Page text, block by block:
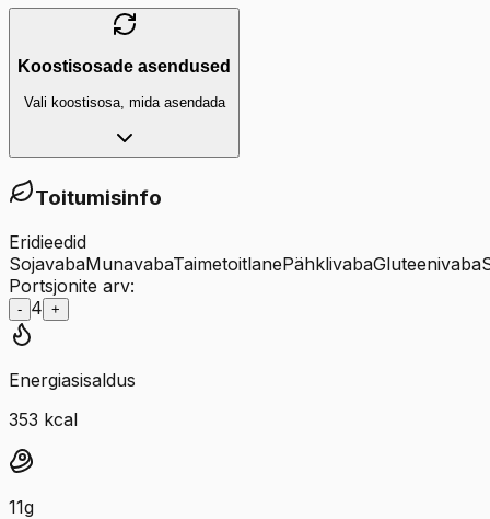
Koostisosade asendused
Vali koostisosa, mida asendada
Toitumisinfo
Eridieedid
SojavabaMunavabaTaimetoitlanePähklivabaGluteenivaba
Portsjonite arv:
- 4 +
Energiasisaldus
353 kcal
11g